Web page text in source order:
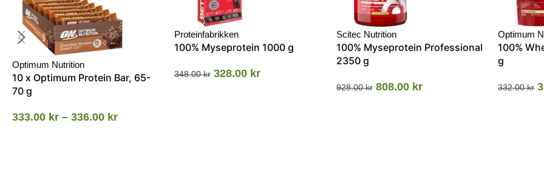
Optimum Nutrition
10 x Optimum Protein Bar, 65-
70 g
333.00 kr – 336.00 kr
Proteinfabrikken
100% Myseprotein 1000 g
348.00kr 328.00 kr
Scitec Nutrition
100% Myseprotein Professional
2350 g
928.00kr 808.00 kr
Optimum
100%
g
332.00kr